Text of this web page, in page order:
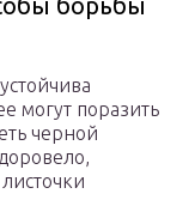
борьбы
могут поразить
черной